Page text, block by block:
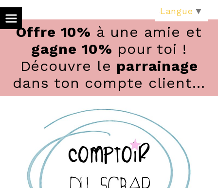
Offre 10% à une amie et
gagne 10% pour toi !
Découvre le parrainage
dans ton compte client...
Langue ▼